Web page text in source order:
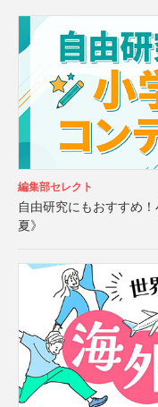
編集部セレクト
自由研究にもおすすめ
夏》